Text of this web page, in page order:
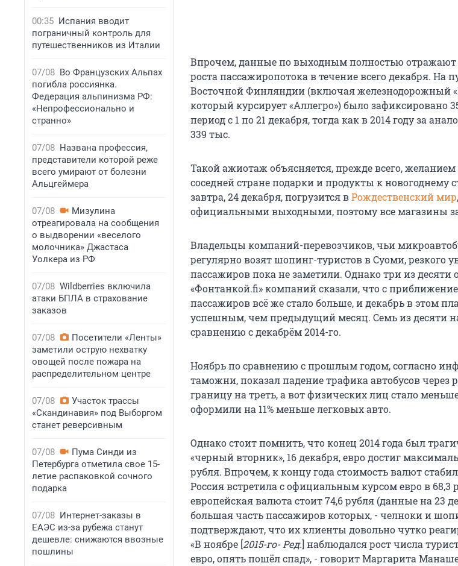
00:35 Испания вводит
пограничный контроль для
путешественников из Италии
07/08 Во Французских Альпах
погибла россиянка.
Федерация альпинизма РФ:
«Непрофессионально и
странно»
07/08 Названа профессия,
представители которой реже
всего умирают от болезни
Альцгеймера
07/08
Мизулина
отреагировала на сообщения
о выдворении «веселого
молочника» Джастаса
Уолкера из РФ
07/08 Wildberries включила
атаки БПЛА в страхование
заказов
07/08
Посетители «Ленты»
заметили острую нехватку
овощей после пожара на
распределительном центре
07/08
Участок трассы
«Скандинавия» под Выборгом
станет реверсивным
07/08
Пума Синди из
Петербурга отметила свое 15-
летие распаковкой сочного
подарка
07/08 Интернет-заказы в
ЕАЭС из-за рубежа станут
дешевле: снижаются ввозные
пошлины
Впрочем, данные по выходным полностью отражают
роста пассажиропотока в течение всего декабря. На
Восточной Финляндии (включая железнодорожный
который курсирует «Аллегро») было зафиксировано
период с 1 по 21 декабря, тогда как в 2014 году за
339 тыс.
Такой ажиотаж объясняется, прежде всего, желанием
соседней стране подарки и продукты к новогоднему
завтра, 24 декабря, погрузится вРождественский мир
официальными выходными, поэтому все магазины
Владельцы компаний-перевозчиков, чьи
регулярно возят шопинг-туристов в Суоми, резкого
пассажиров пока не заметили. Однако три из
«Фонтанкой.fi» компаний сказали, что с
пассажиров всё же стало больше, и декабрь в этом
успешным, чем предыдущий месяц. Семь из десяти
сравнению с декабрём 2014-го.
Ноябрь по сравнению с прошлым годом, согласно
таможни, показал падение трафика автобусов через
границу на треть, а вот физических лиц стало
оформили на 11% меньше легковых авто.
Однако стоит помнить, что конец 2014 года был
«черный вторник», 16 декабря, евро достиг
рубля. Впрочем, к концу года стоимость валют
Россия встретила с официальным курсом евро в 68,3
европейская валюта стоит 74,6 рубля (данные на 23
большая часть пассажиров которых, - челноки и
подтверждают, что их клиенты довольно чутко
«В ноябре [2015-го- Ред.] наблюдался рост числа
евро, опять пошёл спад», - говорит Маргарита